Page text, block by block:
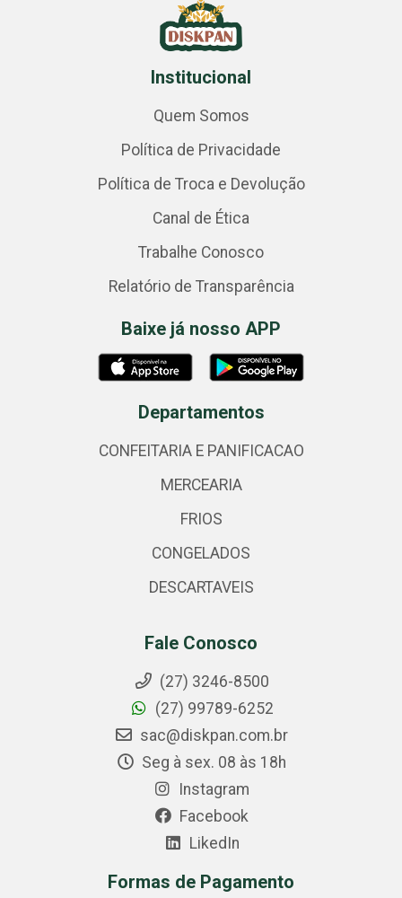
Institucional
Quem Somos
Política de Privacidade
Política de Troca e Devolução
Canal de Ética
Trabalhe Conosco
Relatório de Transparência
Baixe já nosso APP
Departamentos
CONFEITARIA E PANIFICACAO
MERCEARIA
FRIOS
CONGELADOS
DESCARTAVEIS
Fale Conosco
(27) 3246-8500
(27) 99789-6252
sac@diskpan.com.br
Seg à sex. 08 às 18h
Instagram
Facebook
LikedIn
Formas de Pagamento